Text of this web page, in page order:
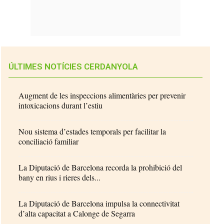
ÚLTIMES NOTÍCIES CERDANYOLA
Augment de les inspeccions alimentàries per prevenir
intoxicacions durant l’estiu
Nou sistema d’estades temporals per facilitar la
conciliació familiar
La Diputació de Barcelona recorda la prohibició del
bany en rius i rieres dels...
La Diputació de Barcelona impulsa la connectivitat
d’alta capacitat a Calonge de Segarra